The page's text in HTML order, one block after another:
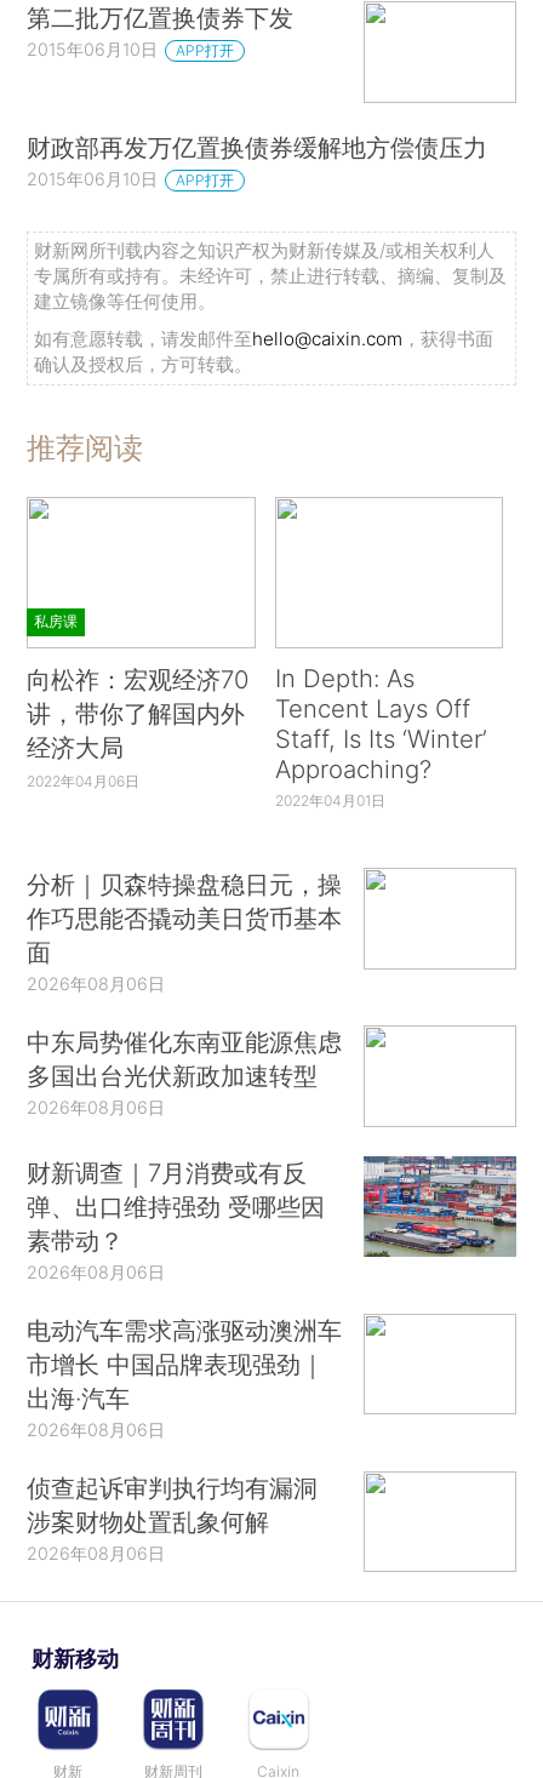
第二批万亿置换债券下发
2015年06月10日 APP打开
财政部再发万亿置换债券缓解地方偿债压力
2015年06月10日 APP打开
财新网所刊载内容之知识产权为财新传媒及/或相关权利人
专属所有或持有。未经许可，禁止进行转载、摘编、复制及
建立镜像等任何使用。
如有意愿转载，请发邮件至hello@caixin.com ，获得书面
确认及授权后，方可转载。
推荐阅读
私房课
向松祚：宏观经济70
讲，带你了解国内外
经济大局
2022年04月06日
In Depth: As
Tencent Lays Off
Staff, Is Its ‘Winter’
Approaching?
2022年04月01日
分析｜贝森特操盘稳日元，操
作巧思能否撬动美日货币基本
面
2026年08月06日
中东局势催化东南亚能源焦虑
多国出台光伏新政加速转型
2026年08月06日
财新调查｜7月消费或有反
弹、出口维持强劲 受哪些因
素带动？
2026年08月06日
电动汽车需求高涨驱动澳洲车
市增长 中国品牌表现强劲｜
出海·汽车
2026年08月06日
侦查起诉审判执行均有漏洞
涉案财物处置乱象何解
2026年08月06日
财新移动
财新 财新周刊 Caixin